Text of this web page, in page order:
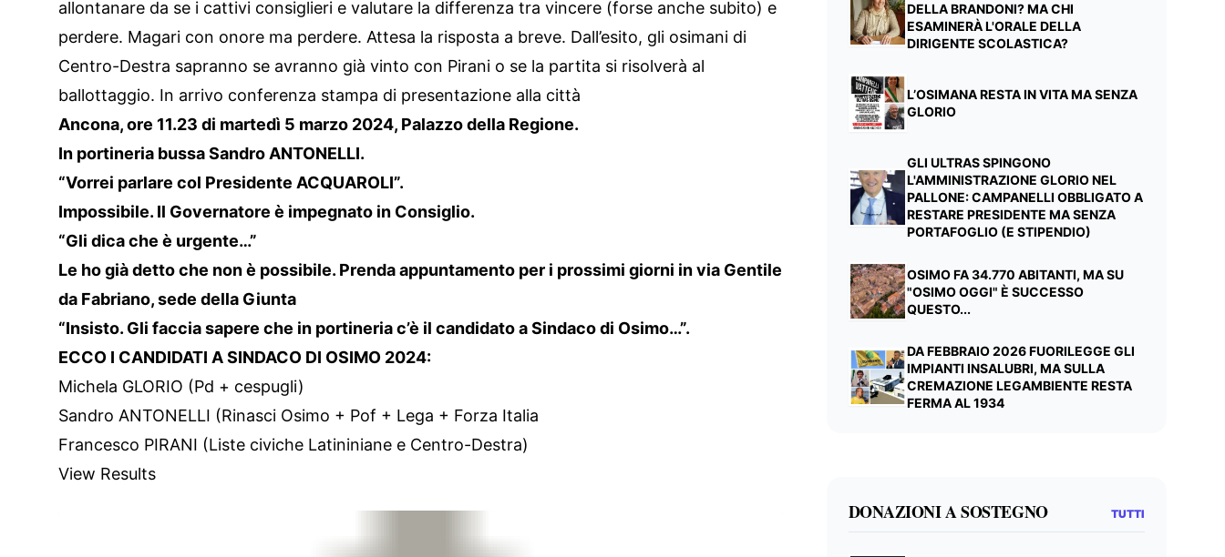
allontanare da se i cattivi consiglieri e valutare la differenza tra vincere (forse anche subito) e
perdere. Magari con onore ma perdere. Attesa la risposta a breve. Dall’esito, gli osimani di
Centro-Destra sapranno se avranno già vinto con Pirani o se la partita si risolverà al
ballottaggio. In arrivo conferenza stampa di presentazione alla città
Ancona, ore 11.23 di martedì 5 marzo 2024, Palazzo della Regione.
In portineria bussa Sandro ANTONELLI.
“Vorrei parlare col Presidente ACQUAROLI”.
Impossibile. Il Governatore è impegnato in Consiglio.
“Gli dica che è urgente…”
Le ho già detto che non è possibile. Prenda appuntamento per i prossimi giorni in via Gentile
da Fabriano, sede della Giunta
“Insisto. Gli faccia sapere che in portineria c’è il candidato a Sindaco di Osimo…”.
ECCO I CANDIDATI A SINDACO DI OSIMO 2024:
Michela GLORIO (Pd + cespugli)
Sandro ANTONELLI (Rinasci Osimo + Pof + Lega + Forza Italia
Francesco PIRANI (Liste civiche Latininiane e Centro-Destra)
View Results
DELLA BRANDONI? MA CHI
ESAMINERÀ L'ORALE DELLA
DIRIGENTE SCOLASTICA?
L’OSIMANA RESTA IN VITA MA SENZA
GLORIO
GLI ULTRAS SPINGONO
L'AMMINISTRAZIONE GLORIO NEL
PALLONE: CAMPANELLI OBBLIGATO A
RESTARE PRESIDENTE MA SENZA
PORTAFOGLIO (E STIPENDIO)
OSIMO FA 34.770 ABITANTI, MA SU
"OSIMO OGGI" È SUCCESSO
QUESTO...
DA FEBBRAIO 2026 FUORILEGGE GLI
IMPIANTI INSALUBRI, MA SULLA
CREMAZIONE LEGAMBIENTE RESTA
FERMA AL 1934
DONAZIONI A SOSTEGNO TUTTI